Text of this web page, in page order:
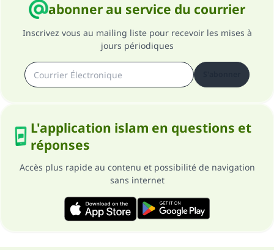
abonner au service du courrier
Inscrivez vous au mailing liste pour recevoir les mises à
jours périodiques
L'application islam en questions et
réponses
Accès plus rapide au contenu et possibilité de navigation
sans internet